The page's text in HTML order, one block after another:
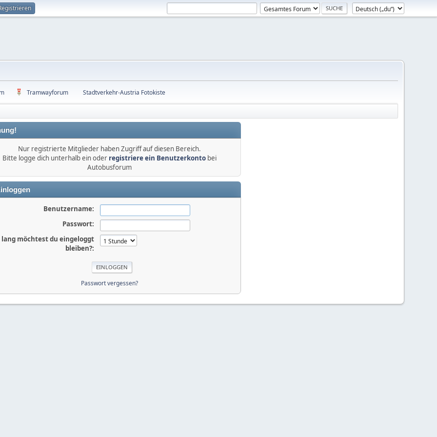
Tramwayforum Stadtverkehr-Austria Fotokiste
Nur registrierte Mitglieder haben Zugriff auf diesen Bereich.
Bitte logge dich unterhalb ein oder registriere ein Benutzerkontobei
Autobusforum
Benutzername:
Passwort:
lang möchtest du eingeloggt
bleiben?:
Passwort vergessen?